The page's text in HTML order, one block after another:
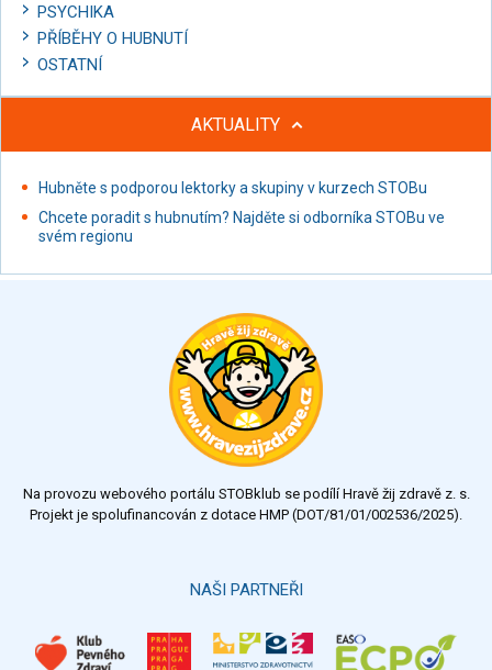
PSYCHIKA
PŘÍBĚHY O HUBNUTÍ
OSTATNÍ
AKTUALITY
Hubněte s podporou lektorky a skupiny v kurzech STOBu
Chcete poradit s hubnutím? Najděte si odborníka STOBu ve
svém regionu
Na provozu webového portálu STOBklub se podílí Hravě žij zdravě z. s.
Projekt je spolufinancován z dotace HMP (DOT/81/01/002536/2025).
NAŠI PARTNEŘI